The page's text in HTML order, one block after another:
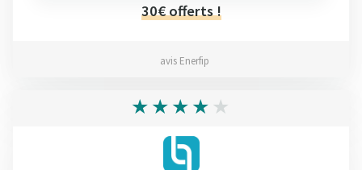
30€ offerts !
avis Enerfip